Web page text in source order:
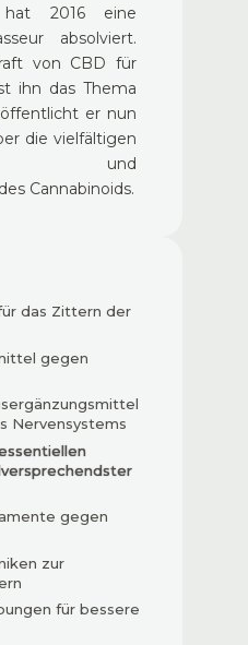
hat 2016 eine
absolviert.
von CBD für
ihn das Thema
er nun
die vielfältigen
und
Cannabinoids.
das Zittern der
gegen
Nervensystems
gegen
zur
für bessere